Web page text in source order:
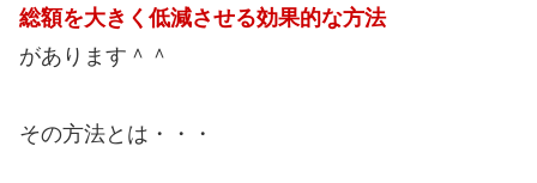
総額を大きく低減させる効果的な方法
があります＾＾
その方法とは・・・